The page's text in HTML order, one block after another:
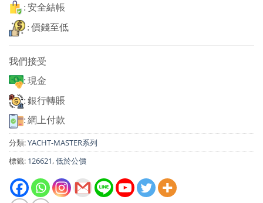
: 安全結帳
: 價錢至低
我們接受
: 現金
: 銀行轉賬
: 網上付款
分類:YACHT-MASTER系列
標籤: 126621,低於公價